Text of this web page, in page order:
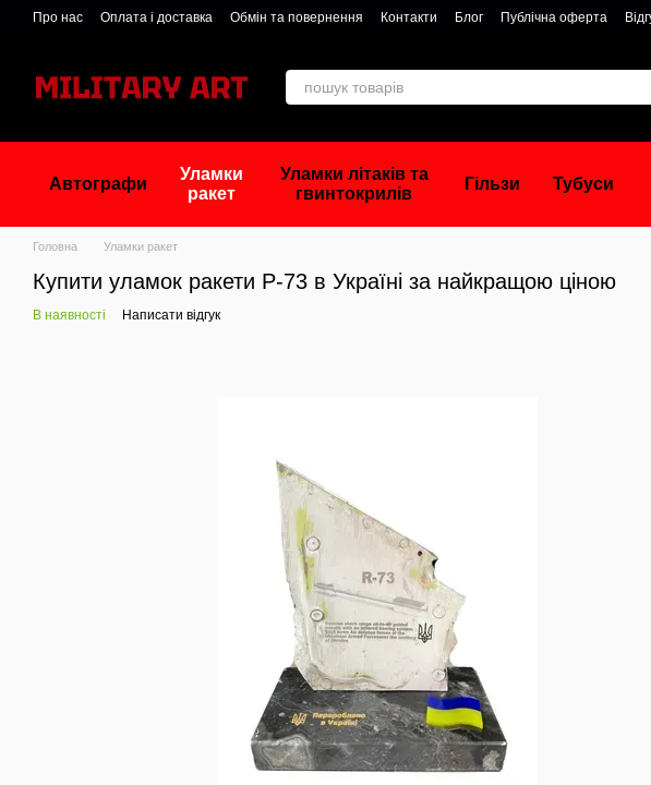
Перейти до основного контенту
Про нас Оплата і доставка Обмін та повернення Контакти Блог Публічна оферта
Автографи
Уламки
ракет
Уламки літаків та
гвинтокрилів
Гільзи Тубуси
Головна Уламки ракет
Купити уламок ракети Р-73 в Україні за найкращою ціною
В наявності Написати відгук